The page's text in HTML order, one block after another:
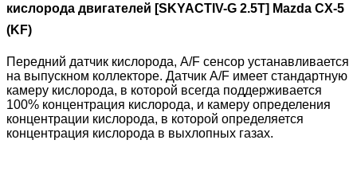
кислорода двигателей [SKYACTIV-G 2.5T] Mazda CX-5
(KF)
Передний датчик кислорода, A/F сенсор устанавливается
на выпускном коллекторе. Датчик A/F имеет стандартную
камеру кислорода, в которой всегда поддерживается
100% концентрация кислорода, и камеру определения
концентрации кислорода, в которой определяется
концентрация кислорода в выхлопных газах.